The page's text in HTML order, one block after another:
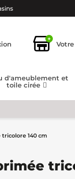
+
d'ameublement et
toile cirée
140 cm